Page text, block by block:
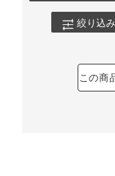
絞り込み
この商